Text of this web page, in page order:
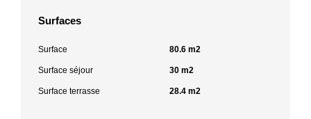
Surfaces
Surface 80.6 m2
Surface séjour 30 m2
Surface terrasse 28.4 m2